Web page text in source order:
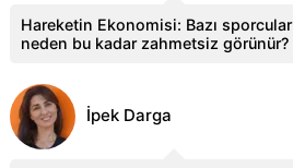
Hareketin Ekonomisi: Bazı sporcular
neden bu kadar zahmetsiz görünür?
İpek Darga